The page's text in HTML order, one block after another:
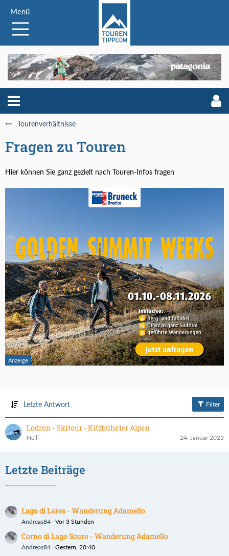
Menü
Tourenverhältnisse
Fragen zu Touren
Hier können Sie ganz gezielt nach Touren-Infos fragen
Letzte Antwort Filter
Lodron - Skitour - Kitzbüheler Alpen
Nelli 24. Januar 2023
Letzte Beiträge
Lago di Lares - Wanderung Adamello
Andreas84 Vor 3 Stunden
Corno di Lago Scuro - Wanderung Adamello
Andreas84 Gestern, 20:40